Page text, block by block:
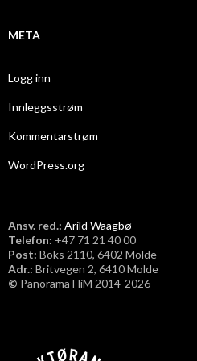
META
Logg inn
Innleggsstrøm
Kommentarstrøm
WordPress.org
Ansv. red.: Arild Waagbø
Telefon: ​+47 71 21 40 00
Post: Boks 2110, 6402 Molde
Adr.: Britvegen 2, 6410 Molde
© Panorama HiM 2014-2026